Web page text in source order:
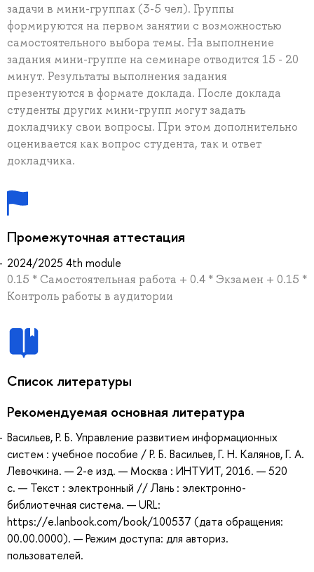
задачи в мини-группах (3-5 чел). Группы
формируются на первом занятии с возможностью
самостоятельного выбора темы. На выполнение
задания мини-группе на семинаре отводится 15 - 20
минут. Результаты выполнения задания
презентуются в формате доклада. После доклада
студенты других мини-групп могут задать
докладчику свои вопросы. При этом дополнительно
оценивается как вопрос студента, так и ответ
докладчика.
Промежуточная аттестация
2024/2025 4th module
0.15 * Самостоятельная работа + 0.4 * Экзамен + 0.15 *
Контроль работы в аудитории
Список литературы
Рекомендуемая основная литература
Васильев, Р. Б. Управление развитием информационных
систем : учебное пособие / Р. Б. Васильев, Г. Н. Калянов, Г. А.
Левочкина. — 2-е изд. — Москва : ИНТУИТ, 2016. — 520
с. — Текст : электронный // Лань : электронно-
библиотечная система. — URL:
https://e.lanbook.com/book/100537 (дата обращения:
00.00.0000). — Режим доступа: для авториз.
пользователей.